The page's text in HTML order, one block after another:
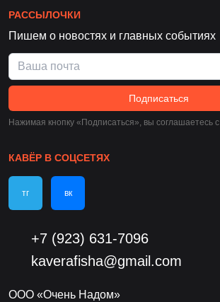
РАССЫЛОЧКИ
Пишем о новостях и главных событиях
Подписаться
Нажимая кнопку «Подписаться», вы соглашаетесь c
КАВЁР В СОЦСЕТЯХ
тг вк
+7 (923) 631-7096
kaverafisha@gmail.com
ООО «Очень Надом»